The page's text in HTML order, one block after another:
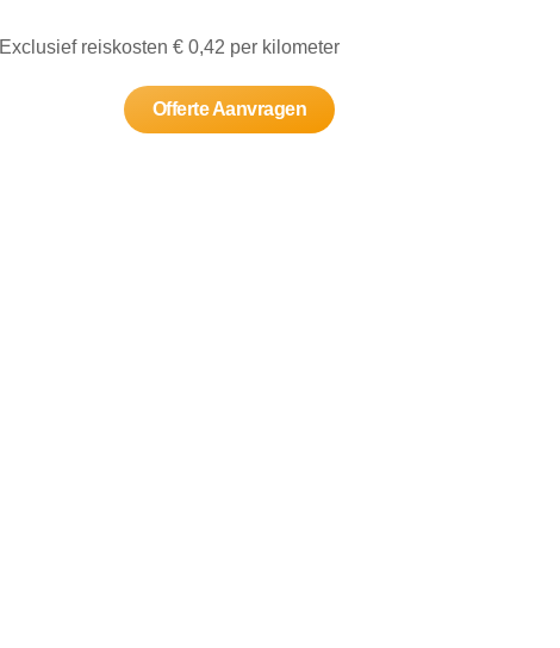
Exclusief reiskosten € 0,42 per kilometer
Offerte Aanvragen